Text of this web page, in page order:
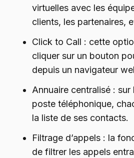
virtuelles avec les
clients, les partenaires,
Click to Call : cette
cliquer sur un bouton
depuis un navigateur
Annuaire centralisé :
poste téléphonique,
la liste de ses contacts.
Filtrage d’appels : la
de filtrer les appels